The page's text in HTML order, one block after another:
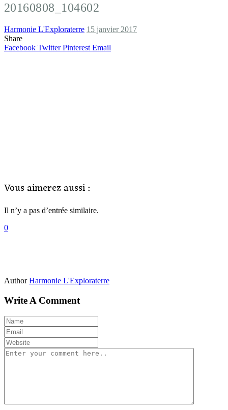
20160808_104602
Harmonie L'Exploraterre 15 janvier 2017
Share
Facebook Twitter Pinterest Email
Vous aimerez aussi :
Il n’y a pas d’entrée similaire.
0
Author Harmonie L'Exploraterre
Write A Comment